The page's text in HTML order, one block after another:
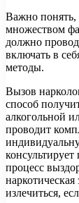
Важно понять,
множеством
должно
включать в
методы.
Вызов
способ
алкогольной
проводит
процесс
излечиться,